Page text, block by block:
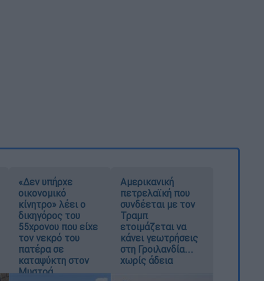
«Δεν υπήρχε
οικονομικό
κίνητρο» λέει ο
δικηγόρος του
55χρονου που είχε
τον νεκρό του
πατέρα σε
καταψύκτη στον
Μυστρά
Αμερικανική
πετρελαϊκή που
συνδέεται με τον
Τραμπ
ετοιμάζεται να
κάνει γεωτρήσεις
στη Γροιλανδία...
χωρίς άδεια